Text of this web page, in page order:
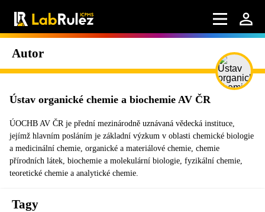
Autor
Ústav organické chemie a biochemie AV ČR
ÚOCHB AV ČR je přední mezinárodně uznávaná vědecká instituce,
jejímž hlavním posláním je základní výzkum v oblasti chemické biologie
a medicinální chemie, organické a materiálové chemie, chemie
přírodních látek, biochemie a molekulární biologie, fyzikální chemie,
teoretické chemie a analytické chemie.
Tagy